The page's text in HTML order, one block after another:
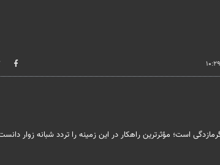
است؛ مؤثرترین راهکار در این زمینه را تردد شبانه زوار